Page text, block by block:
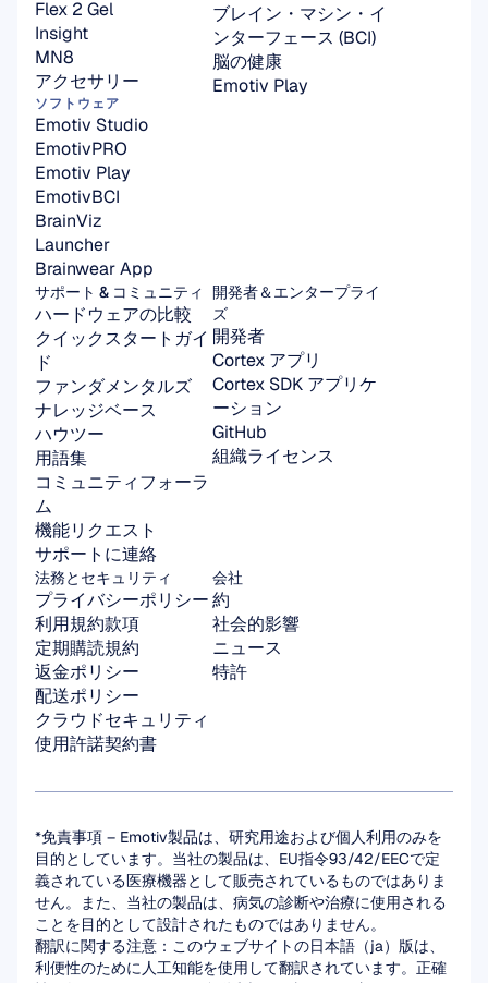
ブレイン・マシン・イ
ンターフェース (BCI)
脳の健康
Emotiv Play
Flex 2 Gel
Insight
MN8
アクセサリー
ソフトウェア
Emotiv Studio
EmotivPRO
Emotiv Play
EmotivBCI
BrainViz
Launcher
Brainwear App
サポート & コミュニティ
ハードウェアの比較
クイックスタートガイ
ド
ファンダメンタルズ
ナレッジベース
ハウツー
用語集
コミュニティフォーラ
ム
機能リクエスト
サポートに連絡
開発者＆エンタープライ
ズ
開発者
Cortex アプリ
Cortex SDK アプリケ
ーション
GitHub
組織ライセンス
会社
約
社会的影響
ニュース
特許
法務とセキュリティ
プライバシーポリシー
利用規約款項
定期購読規約
返金ポリシー
配送ポリシー
クラウドセキュリティ
使用許諾契約書
*免責事項 – Emotiv製品は、研究用途および個人利用のみを
目的としています。当社の製品は、EU指令93/42/EECで定
義されている医療機器として販売されているものではありま
せん。また、当社の製品は、病気の診断や治療に使用される
ことを目的として設計されたものではありません。
翻訳に関する注意：このウェブサイトの日本語（ja）版は、
利便性のために人工知能を使用して翻訳されています。正確